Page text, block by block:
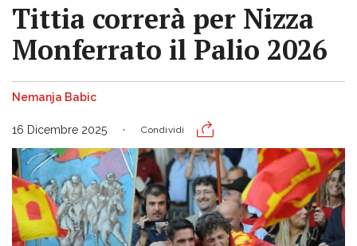
Tittia correrà per Nizza
Monferrato il Palio 2026
Nemanja Babic
16 Dicembre 2025 Condividi